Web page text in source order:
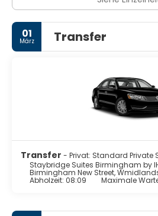
01
März Transfer
Transfer - Privat: Standard Private
Staybridge Suites Birmingham by
Birmingham New Street,
Abholzeit: 08:09 Maximale